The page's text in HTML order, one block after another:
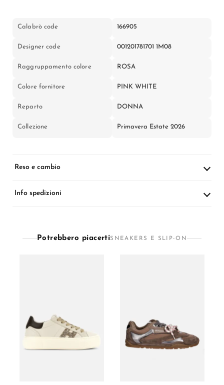
Calabrò code 166905
Designer code 001201781701 1M08
Raggruppamento colore ROSA
Colore fornitore PINK WHITE
Reparto DONNA
Collezione Primavera Estate 2026
Reso e cambio
Info spedizioni
Potrebbero piacertiSNEAKERS E SLIP-ON